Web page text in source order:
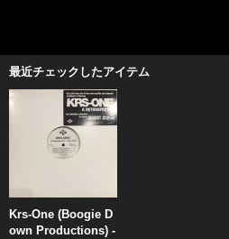
最近チェックしたアイテム
Krs-One (Boogie D
own Productions) -